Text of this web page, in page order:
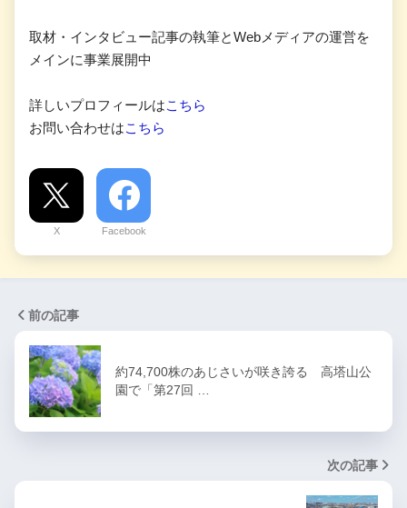
取材・インタビュー記事の執筆とWebメディアの運営を
メインに事業展開中
詳しいプロフィールはこちら
お問い合わせはこちら
X Facebook
前の記事
約74,700株のあじさいが咲き誇る 高塔山公
園で「第27回 …
次の記事